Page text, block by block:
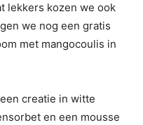
lekkers kozen we ook
we nog een gratis
met mangocoulis in
creatie in witte
en een mousse